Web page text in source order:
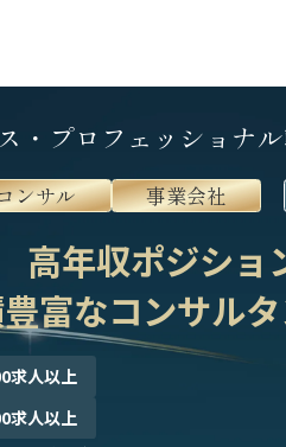
・プロフェッショナ
ンサル 事業会社
高年収ポジショ
富なコンサル
求人以上
求人以上